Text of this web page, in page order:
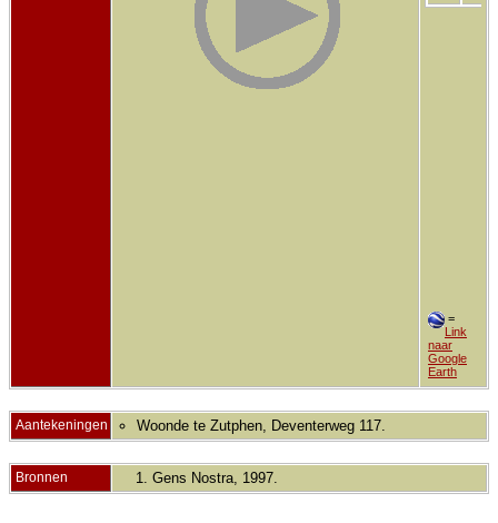
=
Link
naar
Google
Earth
Aantekeningen Woonde te Zutphen, Deventerweg 117.
Bronnen Gens Nostra, 1997.